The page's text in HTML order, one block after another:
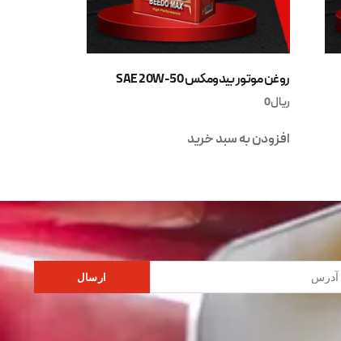
روغن موتور بیدومکس SAE 20W-50
ریال0
افزودن به سبد خرید
ارسال